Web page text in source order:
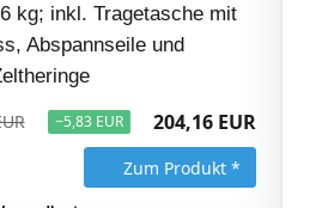
kg; inkl. Tragetasche mit
Abspannseile und
−5,83 EUR 204,16 EUR
Zum Produkt *